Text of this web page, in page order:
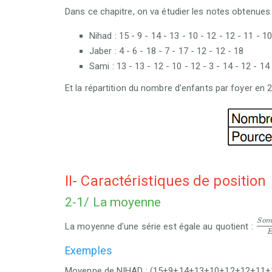
Dans ce chapitre, on va étudier les notes obtenues
Nihad : 15 - 9 - 14 - 13 - 10 - 12 - 12 - 11 - 10
Jaber : 4 - 6 - 18 - 7 - 17 - 12 - 12 - 18
Sami : 13 - 13 - 12 - 10 - 12 - 3 - 14 - 12 - 14
Et la répartition du nombre d'enfants par foyer en
II- Caractéristiques de position
2-1/ La moyenne
La moyenne d'une série est égale au quotient : Som
So
Exemples